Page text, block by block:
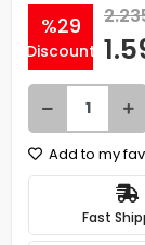
%29
Discount
Add to my
Fast